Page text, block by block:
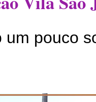
um pouco